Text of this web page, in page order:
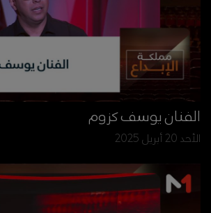
الفنان يوسف كزوم
الأحد 20 أبريل 2025